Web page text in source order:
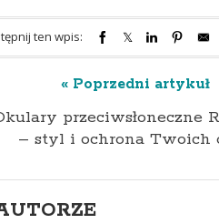
ten wpis:
« Poprzedni artykuł
przeciwsłoneczne
– styl i ochrona Twoich